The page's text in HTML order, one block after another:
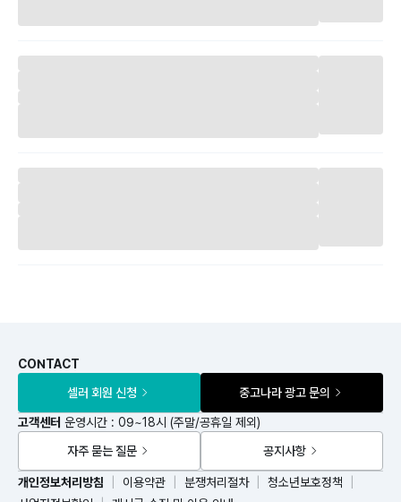
CONTACT
셀러 회원 신청
중고나라 광고 문의
고객센터 운영시간 : 09~18시 (주말/공휴일 제외)
자주 묻는 질문
공지사항
개인정보처리방침 이용약관 분쟁처리절차
청소년보호정책